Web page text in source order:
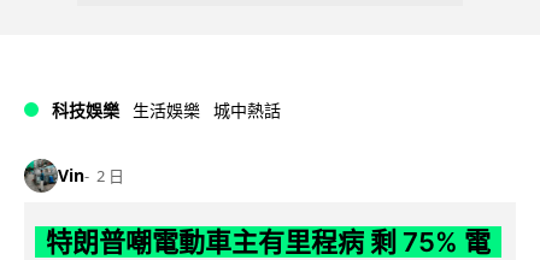
科技娛樂 生活娛樂 城中熱話
Vin 2 日
特朗普嘲電動車主有里程病 剩 75% 電